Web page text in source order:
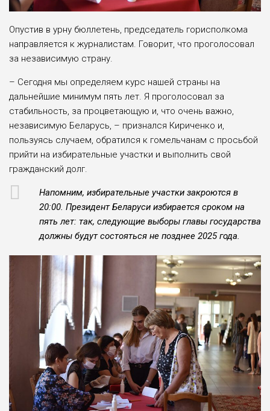
Опустив в урну бюллетень, председатель горисполкома
направляется к журналистам. Говорит, что проголосовал
за независимую страну.
– Сегодня мы определяем курс нашей страны на
дальнейшие минимум пять лет. Я проголосовал за
стабильность, за процветающую и, что очень важно,
независимую Беларусь, – признался Кириченко и,
пользуясь случаем, обратился к гомельчанам с просьбой
прийти на избирательные участки и выполнить свой
гражданский долг.
Напомним, избирательные участки закроются в
20:00. Президент Беларуси избирается сроком на
пять лет: так, следующие выборы главы государства
должны будут состояться не позднее 2025 года.